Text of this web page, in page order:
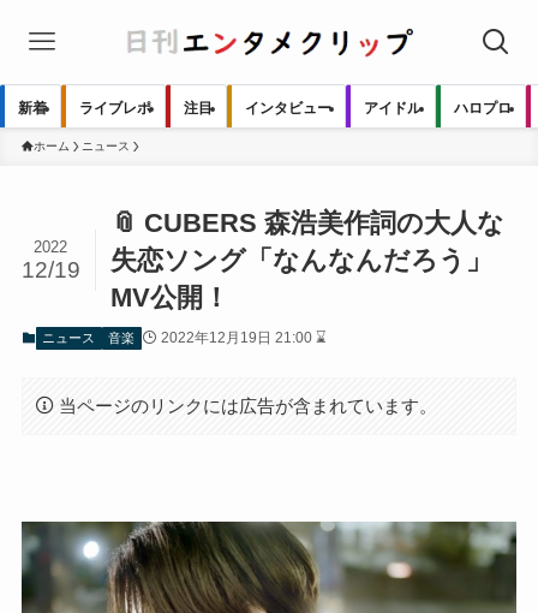
新着 ライブレポ 注目 インタビュー アイドル ハロプロ
ホーム ニュース
📎 CUBERS 森浩美作詞の大人な
失恋ソング「なんなんだろう」
MV公開！
2022
12/19
ニュース 音楽 2022年12月19日 21:00 ⌛
当ページのリンクには広告が含まれています。